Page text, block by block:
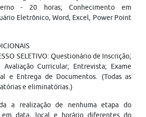
- 20 horas; Conhecimento em
Eletrônico, Word, Excel, Power Point
SELETIVO: Questionário de Inscrição;
Avaliação Curricular; Entrevista; Exame
e Entrega de Documentos. (Todas as
e eliminatórias.)
a realização de nenhuma etapa do
em data, local e horário diferentes do